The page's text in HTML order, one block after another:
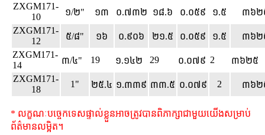
ZXGM171-
10
១/២" ១៣ ០.៧៣២ ១៨.៦ ០.០៥៩ ១.៥
៣៦២
ZXGM171-
12
៥/៨" ១៦ ០.៩០៦ ២១.៥ ០.០៥៩ ១.៥
៣៦២
ZXGM171-
14
៣/៤" 19 ១.១៤២ 29 ០.០៧៩ 2
៣៦២៥
ZXGM171-
18
1" ២៥.៤ ១.៣៣៩ ៣៣.៥ ០.០៧៩ 2 ៣៦២
* លក្ខណៈបច្ចេកទេសផ្ទាល់ខ្លួនអាចត្រូវបានពិភាក្សាជាមួយយើងសម្រាប់
ព័ត៌មានលម្អិត។